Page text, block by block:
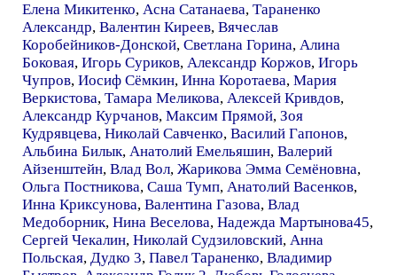
Елена Микитенко, Асна Сатанаева, Тараненко
Александр, Валентин Киреев, Вячеслав
Коробейников-Донской, Светлана Горина, Алина
Боковая, Игорь Суриков, Александр Коржов, Игорь
Чупров, Иосиф Сёмкин, Инна Коротаева, Мария
Веркистова, Тамара Меликова, Алексей Кривдов,
Александр Курчанов, Максим Прямой, Зоя
Кудрявцева, Николай Савченко, Василий Гапонов,
Альбина Билык, Анатолий Емельяшин, Валерий
Айзенштейн, Влад Вол, Жарикова Эмма Семёновна,
Ольга Постникова, Саша Тумп, Анатолий Васенков,
Инна Криксунова, Валентина Газова, Влад
Медоборник, Нина Веселова, Надежда Мартынова45,
Сергей Чекалин, Николай Судзиловский, Анна
Польская, Дудко 3, Павел Тараненко, Владимир